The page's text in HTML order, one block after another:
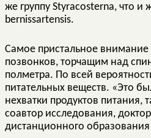
же группу Styracosterna, что
bernissartensis.
Самое пристальное
позвонков, торчащим над
полметра. По всей
питательных веществ. «Это
нехватки продуктов питания,
соавтор исследования,
дистанционного